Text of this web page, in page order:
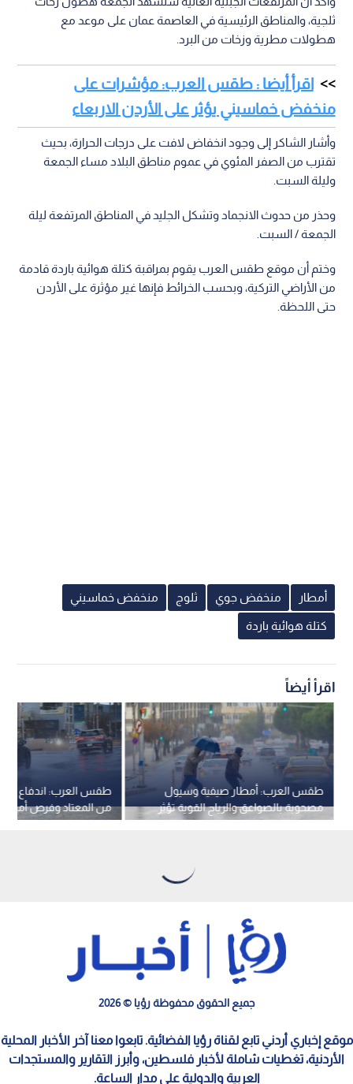
ثلجية، والمناطق الرئيسية في العاصمة عمان على موعد مع
هطولات مطرية وزخات من البرد.
اقرأ أيضا : طقس العرب: مؤشرات على
منخفض خماسيني يؤثر على الأردن الاربعاء
وأشار الشاكر إلى وجود انخفاض لافت على درجات الحرارة، بحيث
تقترب من الصفر المئوي في عموم مناطق البلاد مساء الجمعة
وليلة السبت.
وحذر من حدوث الانجماد وتشكل الجليد في المناطق المرتفعة ليلة
الجمعة / السبت.
وختم أن موقع طقس العرب يقوم بمراقبة كتلة هوائية باردة قادمة
من الأراضي التركية، وبحسب الخرائط فإنها غير مؤثرة على الأردن
حتى اللحظة.
أمطار منخفض جوي ثلوج منخفض خماسيني
كتلة هوائية باردة
اقرأ أيضاً
طقس العرب: اندفاع كتلة
من المعتاد وفرص
الأردن الخميس
طقس العرب: أمطار صيفية وسيول
مصحوبة بالصواعق والرياح القوية تؤثر
على 9 دول عربية
جميع الحقوق محفوظة رؤيا © 2026
موقع إخباري أردني تابع لقناة رؤيا الفضائية. تابعوا معنا آخر الأخبار المحلية
الأردنية، تغطيات شاملة لأخبار فلسطين، وأبرز التقارير والمستجدات
العربية والدولية على مدار الساعة.